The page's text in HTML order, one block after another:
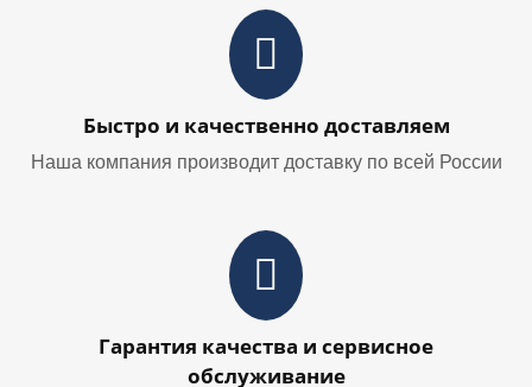
Быстро и качественно доставляем
Наша компания производит доставку по всей России
Гарантия качества и сервисное
обслуживание